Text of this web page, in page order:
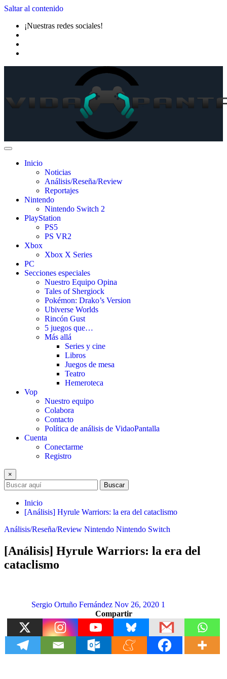
Saltar al contenido
¡Nuestras redes sociales!
Inicio
Noticias
Análisis/Reseña/Review
Reportajes
Nintendo
Nintendo Switch 2
PlayStation
PS5
PS VR2
Xbox
Xbox X Series
PC
Secciones especiales
Nuestro Equipo Opina
Tales of Shergiock
Pokémon: Drako’s Version
Ubiverse Worlds
Rincón Gust
5 juegos que…
Más allá
Series y cine
Libros
Juegos de mesa
Teatro
Hemeroteca
Vop
Nuestro equipo
Colabora
Contacto
Política de análisis de VidaoPantalla
Cuenta
Conectarme
Registro
×
Buscar
Inicio
[Análisis] Hyrule Warriors: la era del cataclismo
Análisis/Reseña/Review Nintendo Nintendo Switch
[Análisis] Hyrule Warriors: la era del
cataclismo
Sergio Ortuño Fernández Nov 26, 2020 1
Compartir